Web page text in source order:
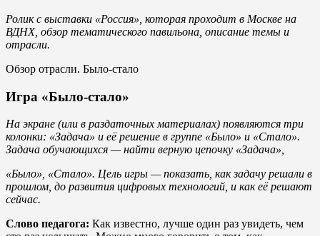
Ролик с выставки «Россия», которая проходит в Москве на
ВДНХ, обзор тематического павильона, описание темы и
отрасли.
Обзор отрасли. Было-стало
Игра «Было-стало»
На экране (или в раздаточных материалах) появляются три
колонки: «Задача» и её решение в группе «Было» и «Стало».
Задача обучающихся — найти верную цепочку «Задача»,
«Было», «Стало». Цель игры — показать, как задачу решали в
прошлом, до развития цифровых технологий, и как её решают
сейчас.
Слово педагога: Как известно, лучше один раз увидеть, чем